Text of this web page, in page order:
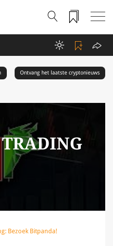
Ontvang het laatste cryptonieuws
Bezoek Bitpanda!